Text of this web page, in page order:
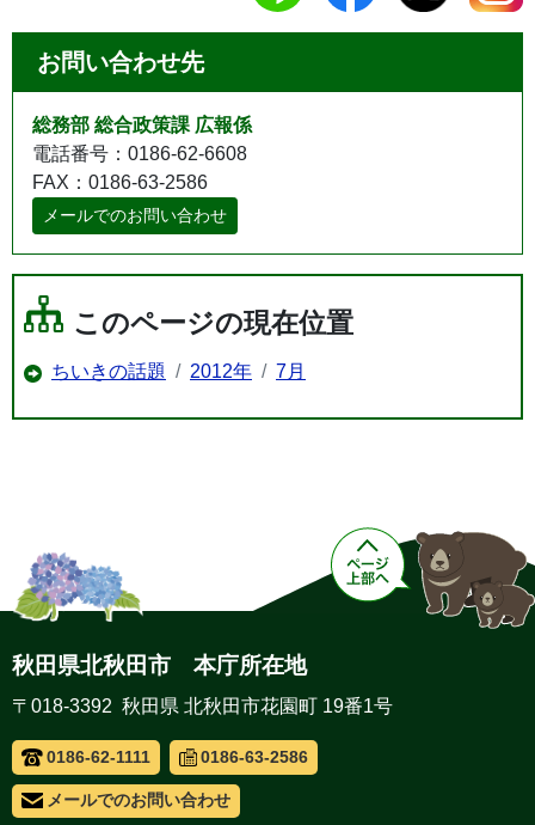
お問い合わせ先
総務部 総合政策課 広報係
電話番号：0186-62-6608
FAX：0186-63-2586
メールでのお問い合わせ
このページの現在位置
ちいきの話題 2012年 7月
秋田県北秋田市 本庁所在地
〒018-3392 秋田県 北秋田市花園町 19番1号
0186-62-1111 0186-63-2586
メールでのお問い合わせ